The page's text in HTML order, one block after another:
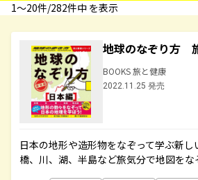
1〜20件/282件中 を表示
地球のなぞり方
BOOKS 旅と健康
2022.11.25 発売
日本の地形や造形物をなぞって学ぶ新
橋、川、湖、半島など旅気分で地図をな